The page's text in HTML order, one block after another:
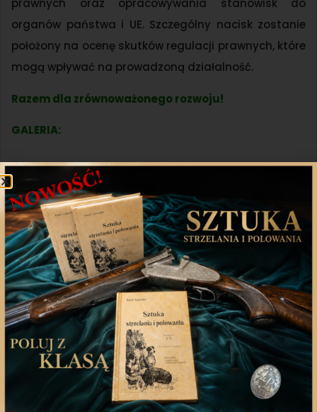
prawnych oraz opracowywania stanowisk do
organów państwa i UE. Szczególny nacisk zostanie
położony na ocenę skutków regulacji prawnych, które
mogą wpływać na prowadzoną działalność.
Razem dla zrównoważonego rozwoju!
GALERIA:
Udostępnij Twitter WhatsApp
Poprzedni artykuł Następny artykuł